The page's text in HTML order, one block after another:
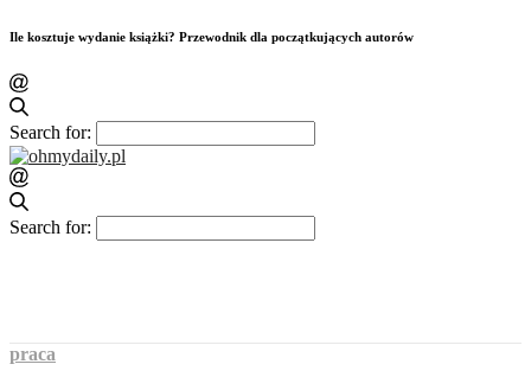
Ile kosztuje wydanie książki? Przewodnik dla początkujących autorów
Search for:
Search for:
praca